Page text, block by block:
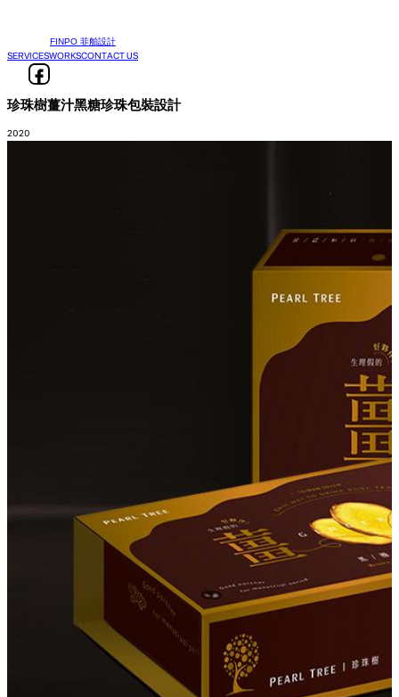
FINPO 菲舶設計
SERVICESWORKSCONTACT US
珍珠樹薑汁黑糖珍珠包裝設計
2020